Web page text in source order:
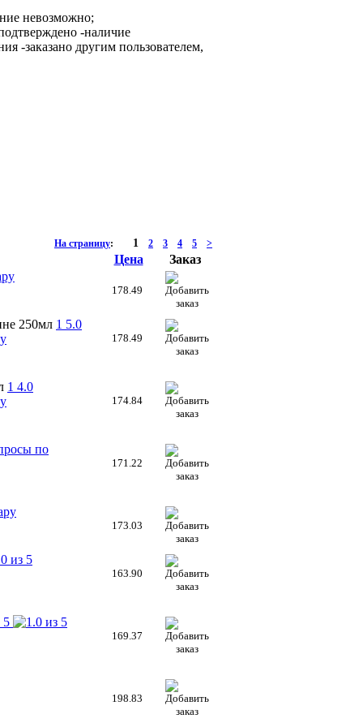
невозможно;
-наличие
-заказано другим пользователем,
На страницу: 1 2 3 4 5 >
Цена
Заказ
178.49
250мл 1 5.0
178.49
1 4.0
174.84
по
171.22
173.03
163.90
169.37
198.83